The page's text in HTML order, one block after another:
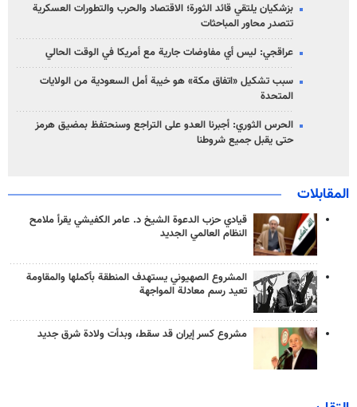
بزشكيان يلتقي قائد الثورة؛ الاقتصاد والحرب والتطورات العسكرية
تتصدر محاور المباحثات
عراقجي: ليس أي مفاوضات جارية مع أمريكا في الوقت الحالي
سبب تشكيل «اتفاق مكة» هو خيبة أمل السعودية من الولايات
المتحدة
الحرس الثوري: أجبرنا العدو على التراجع وسنحتفظ بمضيق هرمز
حتى يقبل جميع شروطنا
المقابلات
قيادي حزب الدعوة الشيخ د. عامر الكفيشي يقرأ ملامح
النظام العالمي الجديد
المشروع الصهيوني يستهدف المنطقة بأكملها والمقاومة
تعيد رسم معادلة المواجهة
مشروع كسر إيران قد سقط، وبدأت ولادة شرق جديد